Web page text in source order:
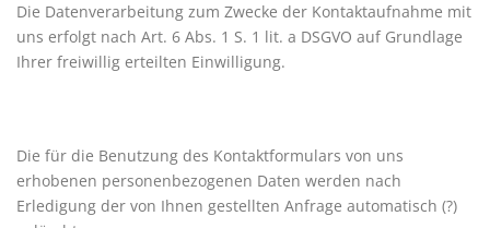
Die Datenverarbeitung zum Zwecke der Kontaktaufnahme mit
uns erfolgt nach Art. 6 Abs. 1 S. 1 lit. a DSGVO auf Grundlage
Ihrer freiwillig erteilten Einwilligung.
Die für die Benutzung des Kontaktformulars von uns
erhobenen personenbezogenen Daten werden nach
Erledigung der von Ihnen gestellten Anfrage automatisch (?)